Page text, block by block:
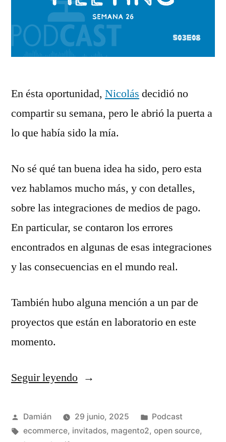
En ésta oportunidad, Nicolás decidió no
compartir su semana, pero le abrió la puerta a
lo que había sido la mía.
No sé qué tan buena idea ha sido, pero esta
vez hablamos mucho más, y con detalles,
sobre las integraciones de medios de pago.
En particular, se contaron los errores
encontrados en algunas de esas integraciones
y las consecuencias en el mundo real.
También hubo alguna mención a un par de
proyectos que están en laboratorio en este
momento.
Seguir leyendo«S03E08
Weekly
meeting
Publicado
por
Damián 29 junio, 2025
Publicado
en
Podcast
Etiquetas:
ecommerce, invitados, magento2, open source,